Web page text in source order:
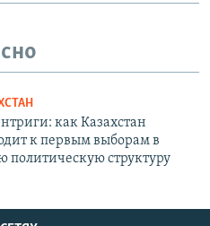
как Казахстан
к первым выборам в
политическую структуру